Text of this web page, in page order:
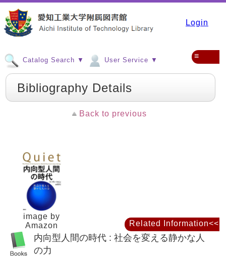
Login
Catalog Search ▼ User Service ▼ ≡
Bibliography Details
Back to previous
image by
Amazon
内向型人間の時代 : 社会を変える静かな人
の力
Related Information<<